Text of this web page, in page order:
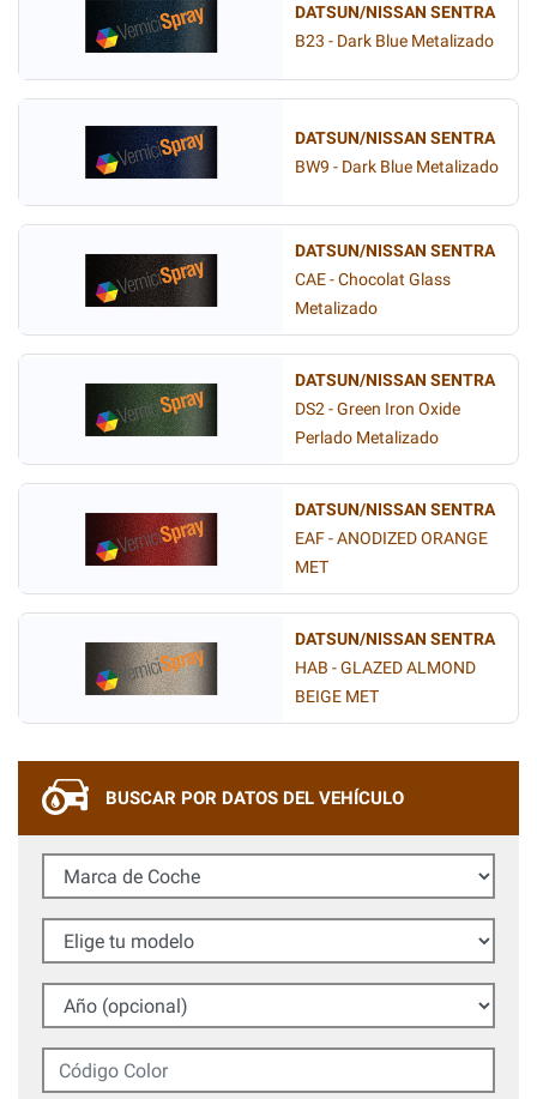
DATSUN/NISSAN SENTRA
B23 - Dark Blue Metalizado
DATSUN/NISSAN SENTRA
BW9 - Dark Blue Metalizado
DATSUN/NISSAN SENTRA
CAE - Chocolat Glass
Metalizado
DATSUN/NISSAN SENTRA
DS2 - Green Iron Oxide
Perlado Metalizado
DATSUN/NISSAN SENTRA
EAF - ANODIZED ORANGE
MET
DATSUN/NISSAN SENTRA
HAB - GLAZED ALMOND
BEIGE MET
BUSCAR POR DATOS DEL VEHÍCULO
Marca de Coche
Elige tu modelo
Año (opcional)
Código Color